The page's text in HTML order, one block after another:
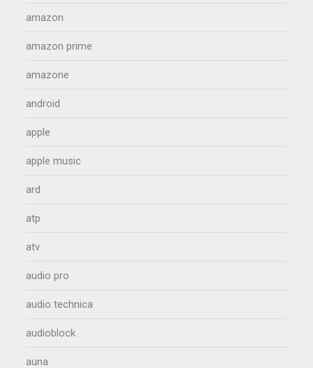
amazon
amazon prime
amazone
android
apple
apple music
ard
atp
atv
audio pro
audio technica
audioblock
auna